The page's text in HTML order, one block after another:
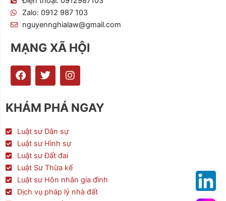
Zalo: 0912 987 103
nguyennghialaw@gmail.com
MẠNG XÃ HỘI
F
a
e
b
o
k
T
w
t
t
r
I
n
t
a
a
KHÁM PHÁ NGAY
Luật sư Dân sự
Luật sư Hình sự
Luật sư Đất đai
Luật Sư Thừa kế
Luật sư Hôn nhân gia đình
Dịch vụ pháp lý nhà đất